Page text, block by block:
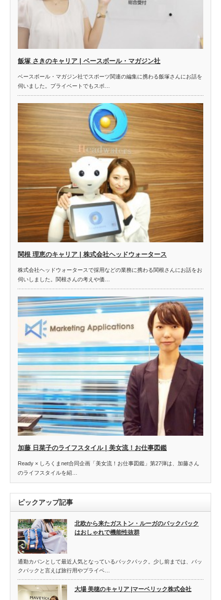
飯塚 さきのキャリア | ベースボール・マガジン社
ベースボール・マガジン社でスポーツ関連の編集に携わる飯塚さんにお話を
伺いました。プライベートでもスポ…
関根 理恵のキャリア | 株式会社ヘッドウォータース
株式会社ヘッドウォータースで採用などの業務に携わる関根さんにお話をお
伺いしました。関根さんの考えや価…
加藤 日菜子のライフスタイル | 美女流！お仕事図鑑
Ready × しろくまnet合同企画「美女流！お仕事図鑑」第27弾は、加藤さん
のライフスタイルを紹…
ピックアップ記事
北欧から来たガストン・ルーガのバックパック
はおしゃれで機能性抜群
通勤カバンとして最近人気となっているバックパック。少し前までは、バッ
クパックと言えば旅行用やプライベ…
大場 美穂のキャリア |マーベリック株式会社